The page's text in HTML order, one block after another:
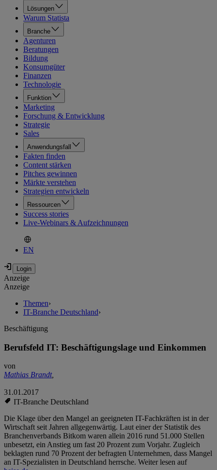
Lösungen
Warum Statista
Branche
Agenturen
Beratungen
Bildung
Konsumgüter
Finanzen
Technologie
Funktion
Marketing
Forschung & Entwicklung
Strategie
Sales
Anwendungsfall
Fakten finden
Content stärken
Pitches gewinnen
Märkte verstehen
Strategien entwickeln
Ressourcen
Success stories
Live-Webinars & Aufzeichnungen
EN
Anzeige
Anzeige
Themen›
IT-Branche Deutschland›
Beschäftigung
Berufsfeld IT: Beschäftigungslage und Einkommen
von
Mathias Brandt,
31.01.2017
IT-Branche Deutschland
Die Klage über den Mangel an geeigneten IT-Fachkräften ist in der
Wirtschaft seit Jahren allgegenwärtig. Laut einer der Statistik des
Branchenverbands Bitkom waren allein 2016 rund 51.000 Stellen
unbesetzt, ein Anstieg um fast 20 Prozent zum Vorjahr. Zugleich
beklagten rund 70 Prozent der befragten Unternehmen, dass Mangel
an IT-Spezialisten in Deutschland herrsche. Weiter lesen auf